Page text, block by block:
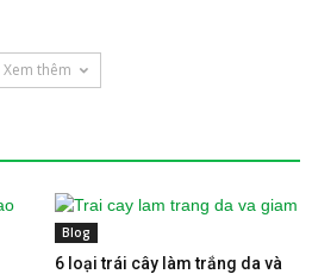
Xem thêm
Blog
6 loại trái cây làm trắng da và